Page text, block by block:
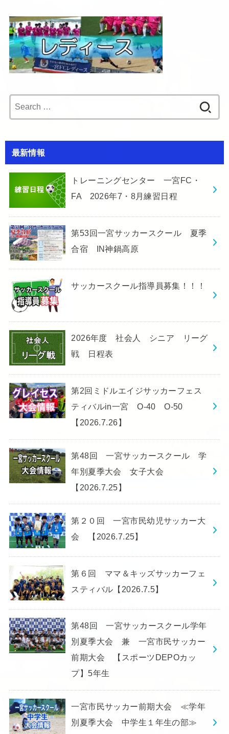
for:
最新情報
トレーニングセンター 一宮FC・
FA 2026年7・8月練習日程
第53回一宮サッカースクール 夏季
合宿 IN神鍋高原
サッカースクール指導員募集！！！
2026年度 社会人 シニア リーグ
戦 日程表
第2回ミドルエイジサッカーフェス
ティバルin一宮 O-40 O-50
【2026.7.26】
第48回 一宮サッカースクール 学
年別夏季大会 女子大会
【2026.7.25】
第２０回 一宮市民幼児サッカー大
会 【2026.7.25】
第６回 ママ＆キッズサッカーフェ
スティバル【2026.7.5】
第48回 一宮サッカースクール学年
別夏季大会 兼 一宮市民サッカー
前期大会 【スポーツDEPOカッ
プ】5年生
一宮市民サッカー前期大会 ≪学年
別夏季大会 中学生１年生の部≫